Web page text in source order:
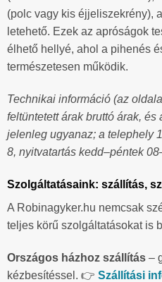
(polc vagy kis éjjeliszekrény),
letehető. Ezek az apróságok
élhető hellyé, ahol a pihenés
természetesen működik.
Technikai információ (az
feltüntetett árak bruttó árak,
jelenleg ugyanaz; a telephely
8, nyitvatartás kedd–péntek
Szolgáltatásaink: szállítás,
A Robinagyker.hu nemcsak
teljes körű szolgáltatásokat is
Országos házhoz szállítás –
kézbesítéssel. 👉 Szállítási